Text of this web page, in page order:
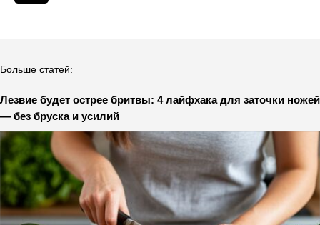
Больше статей:
Лезвие будет острее бритвы: 4 лайфхака для заточки ножей
— без бруска и усилий